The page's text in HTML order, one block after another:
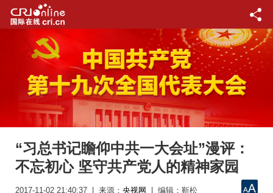
“习总书记瞻仰中共一大会址”漫评：
不忘初心 坚守共产党人的精神家园
2017-11-02 21:40:37 | 来源：央视网 | 编辑：靳松